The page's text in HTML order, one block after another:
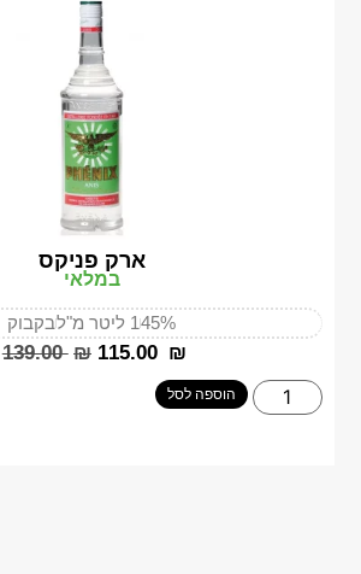
ארק פניקס
במלאי
45%1 ליטר מ"ל בקבוק
‎139.00 ₪ ‎115.00 ₪
הוספה לסל